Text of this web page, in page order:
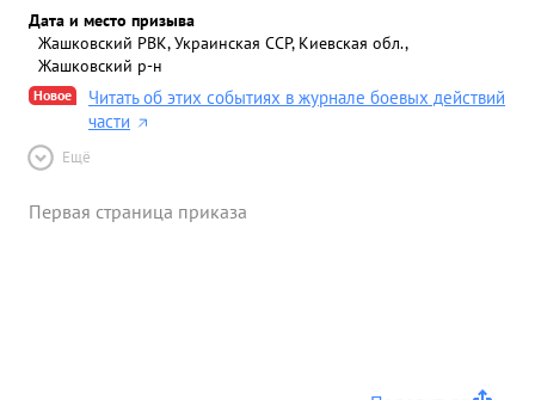
Дата и место призыва
Жашковский РВК, Украинская ССР, Киевская обл.,
Жашковский р-н
Новое
Читать об этих событиях в журнале боевых действий
части
Ещё
Первая страница приказа